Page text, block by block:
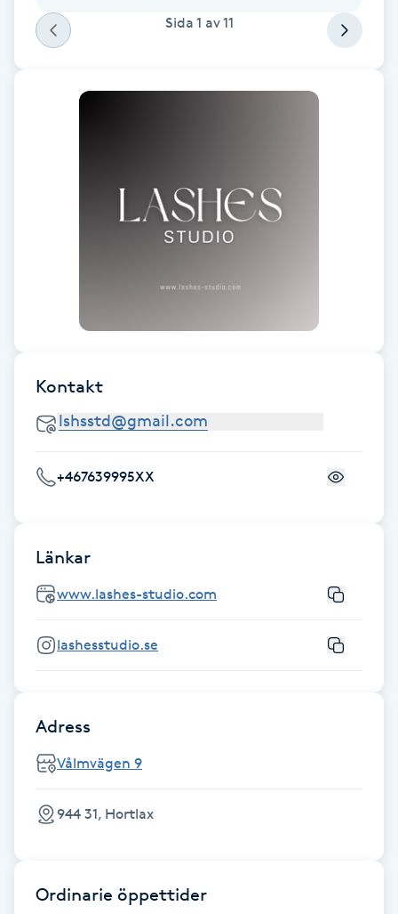
Gruppträning
Herrklippning
HIFU
Hollywood Peel
Hot Stone Massage
Hudföryngring
Huduppstramning
Hudvård
Hyaluronsyra
Hyperhidros
Sida 1 av11
Kontakt
+467639995XX
Länkar
www.lashes-studio.com
lashesstudio.se
Adress
Vålmvägen 9
944 31, Hortlax
Ordinarie öppettider